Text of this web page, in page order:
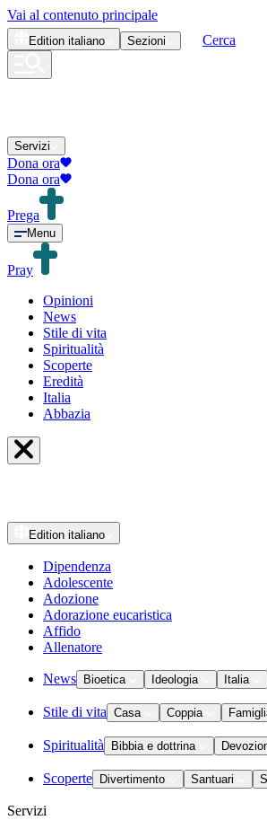
Vai al contenuto principale
Edition italiano Sezioni Cerca
Servizi
Dona ora
Dona ora
Prega
Menu
Pray
Opinioni
News
Stile di vita
Spiritualità
Scoperte
Eredità
Italia
Abbazia
Edition italiano
Dipendenza
Adolescente
Adozione
Adorazione eucaristica
Affido
Allenatore
News Bioetica Ideologia Italia
Stile di vita Casa Coppia
Spiritualità Bibbia e dottrina
Scoperte Divertimento Santuari
Servizi